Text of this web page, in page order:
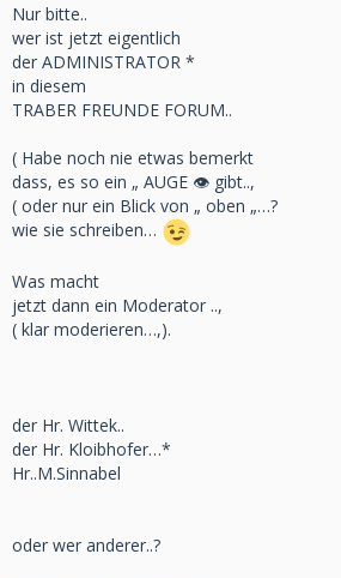
Nur bitte..
wer ist jetzt eigentlich
der ADMINISTRATOR *
in diesem
TRABER FREUNDE FORUM..
( Habe noch nie etwas bemerkt
dass, es so ein „ AUGE 👁️ gibt..,
( oder nur ein Blick von „ oben „…?
wie sie schreiben…
Was macht
jetzt dann ein Moderator ..,
( klar moderieren…,).
der Hr. Wittek..
der Hr. Kloibhofer…*
Hr..M.Sinnabel
oder wer anderer..?